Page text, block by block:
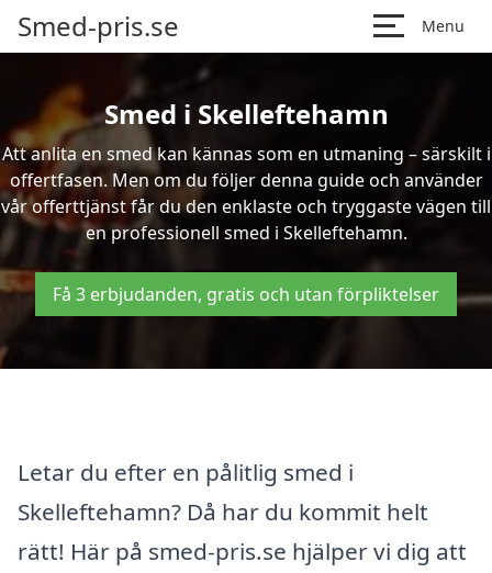
Smed-pris.se Menu
Smed i Skelleftehamn
Att anlita en smed kan kännas som en utmaning – särskilt i
offertfasen. Men om du följer denna guide och använder
vår offerttjänst får du den enklaste och tryggaste vägen till
en professionell smed i Skelleftehamn.
Få 3 erbjudanden, gratis och utan förpliktelser
Letar du efter en pålitlig smed i
Skelleftehamn? Då har du kommit helt
rätt! Här på smed-pris.se hjälper vi dig att